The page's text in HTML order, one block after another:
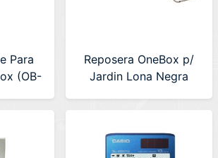
Para
(OB-
Reposera OneBox p/
Jardin Lona Negra